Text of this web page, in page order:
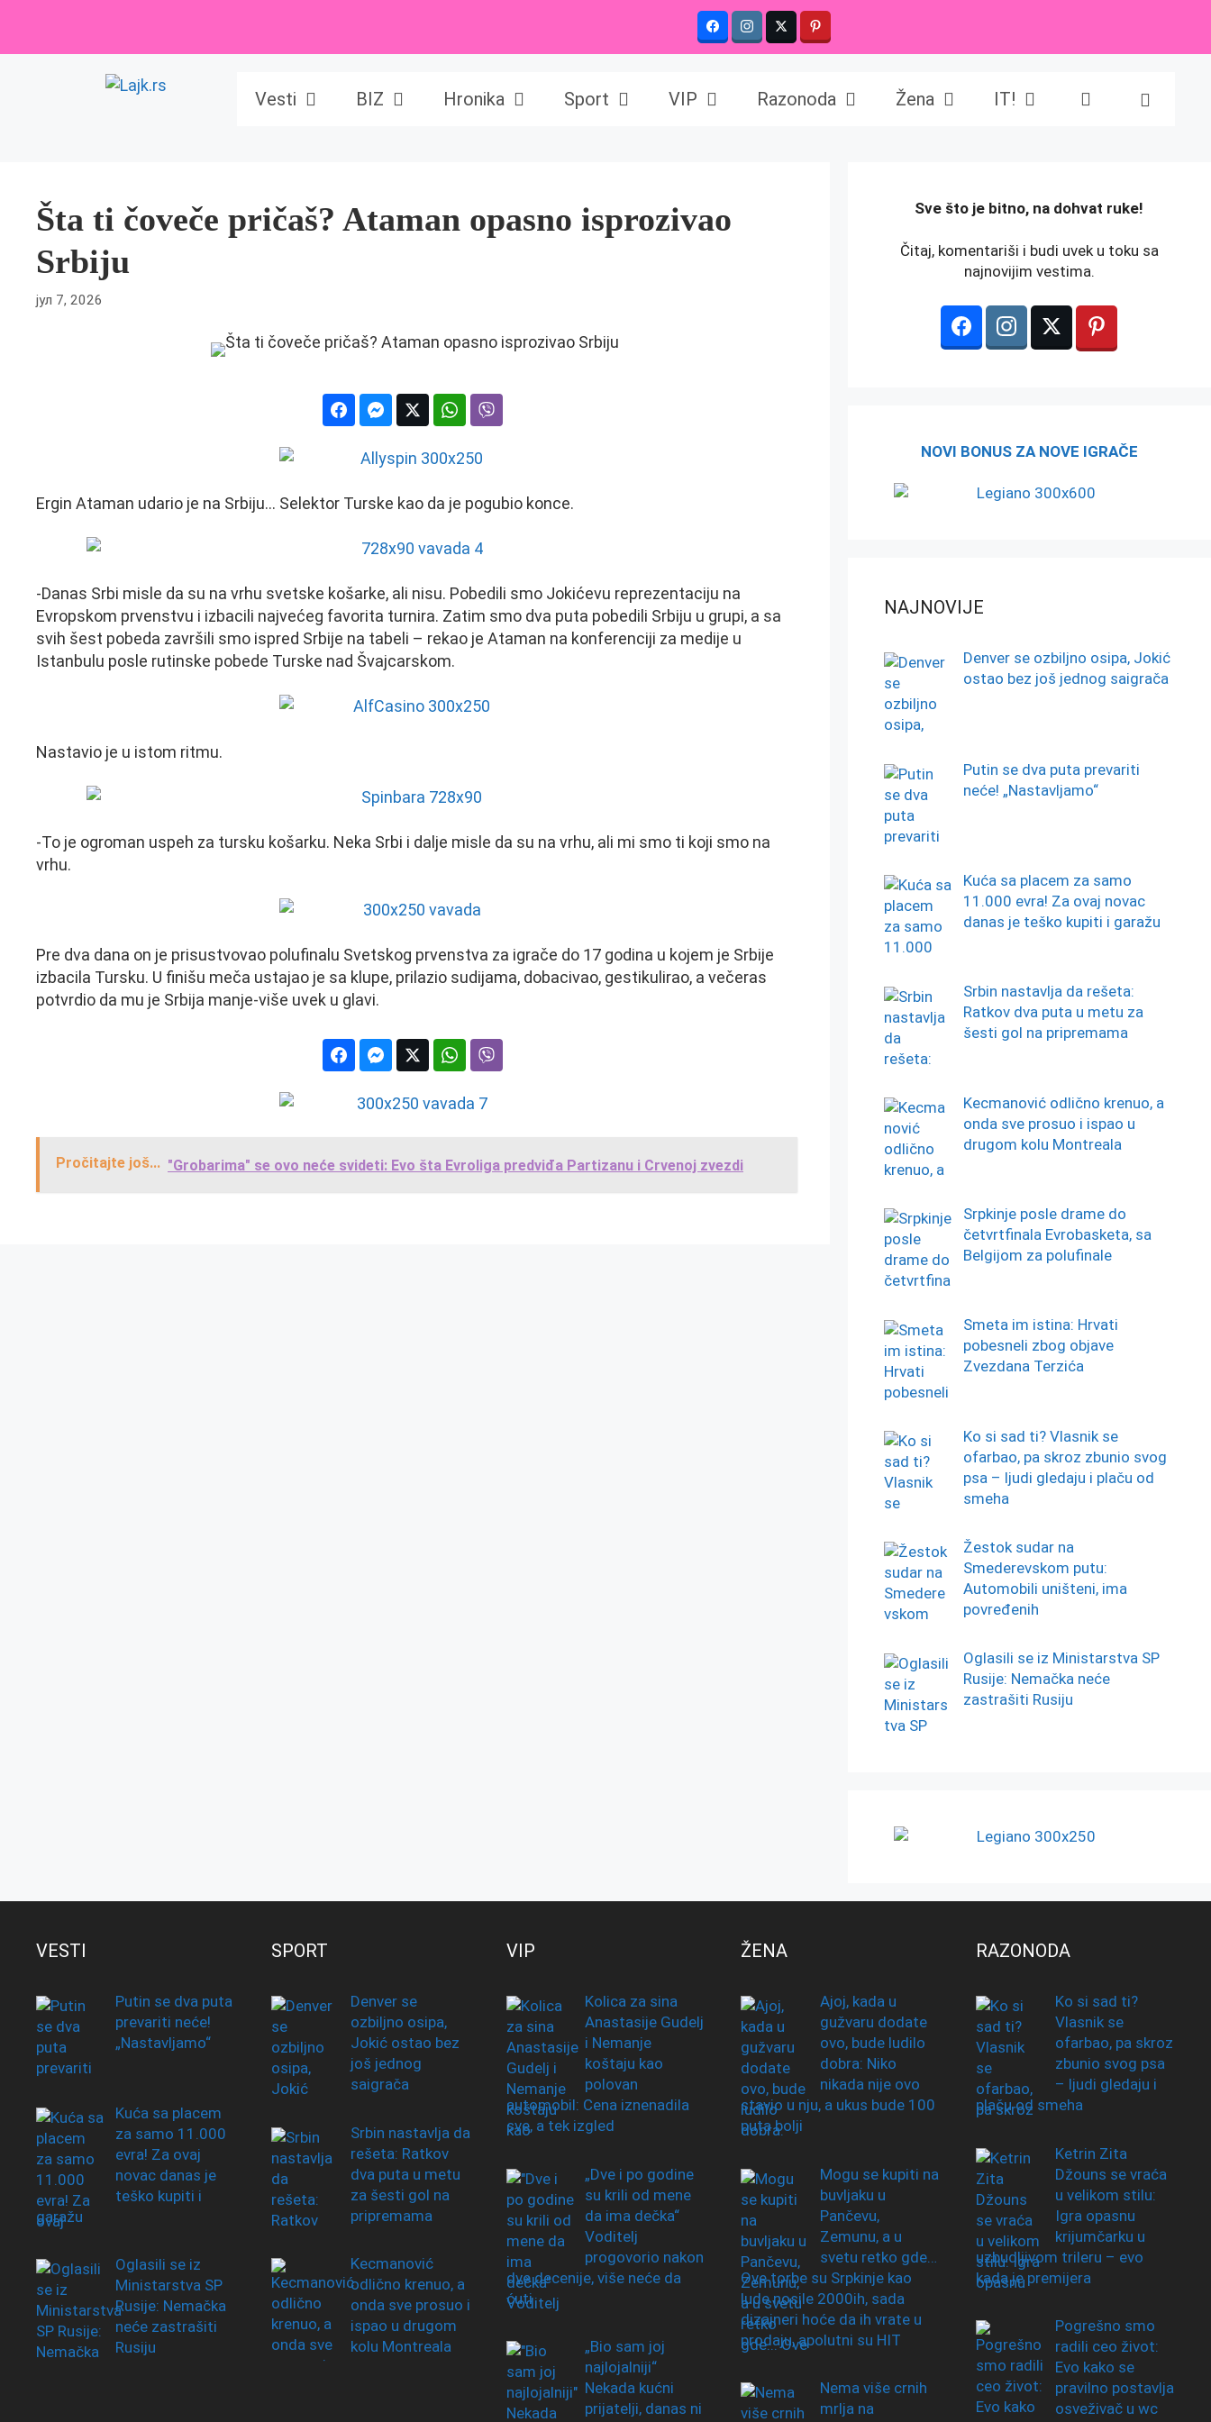
content
Vesti BIZ Hronika Sport VIP Razonoda Žena IT!
Šta ti čoveče pričaš? Ataman opasno isprozivao
Srbiju
јул 7, 2026
Ergin Ataman udario je na Srbiju… Selektor Turske kao da je pogubio konce.
-Danas Srbi misle da su na vrhu svetske košarke, ali nisu. Pobedili smo Jokićevu reprezentaciju na
Evropskom prvenstvu i izbacili najvećeg favorita turnira. Zatim smo dva puta pobedili Srbiju u grupi, a sa
svih šest pobeda završili smo ispred Srbije na tabeli – rekao je Ataman na konferenciji za medije u
Istanbulu posle rutinske pobede Turske nad Švajcarskom.
Nastavio je u istom ritmu.
-To je ogroman uspeh za tursku košarku. Neka Srbi i dalje misle da su na vrhu, ali mi smo ti koji smo na
vrhu.
Pre dva dana on je prisustvovao polufinalu Svetskog prvenstva za igrače do 17 godina u kojem je Srbije
izbacila Tursku. U finišu meča ustajao je sa klupe, prilazio sudijama, dobacivao, gestikulirao, a večeras
potvrdio da mu je Srbija manje-više uvek u glavi.
Pročitajte još... "Grobarima" se ovo neće svideti: Evo šta Evroliga predviđa Partizanu i Crvenoj zvezdi
️Sve što je bitno, na dohvat ruke!
Čitaj, komentariši i budi uvek u toku sa
najnovijim vestima.
NOVI BONUS ZA NOVE IGRAČE
NAJNOVIJE
Denver se ozbiljno osipa, Jokić
ostao bez još jednog saigrača
Putin se dva puta prevariti
neće! „Nastavljamo“
Kuća sa placem za samo
11.000 evra! Za ovaj novac
danas je teško kupiti i garažu
Srbin nastavlja da rešeta:
Ratkov dva puta u metu za
šesti gol na pripremama
Kecmanović odlično krenuo, a
onda sve prosuo i ispao u
drugom kolu Montreala
Srpkinje posle drame do
četvrtfinala Evrobasketa, sa
Belgijom za polufinale
Smeta im istina: Hrvati
pobesneli zbog objave
Zvezdana Terzića
Ko si sad ti? Vlasnik se
ofarbao, pa skroz zbunio svog
psa – ljudi gledaju i plaču od
smeha
Žestok sudar na
Smederevskom putu:
Automobili uništeni, ima
povređenih
Oglasili se iz Ministarstva SP
Rusije: Nemačka neće
zastrašiti Rusiju
VESTI
Putin se dva puta
prevariti neće!
„Nastavljamo“
Kuća sa placem
za samo 11.000
evra! Za ovaj
novac danas je
teško kupiti i
garažu
Oglasili se iz
Ministarstva SP
Rusije: Nemačka
neće zastrašiti
Rusiju
SPORT
Denver se
ozbiljno osipa,
Jokić ostao bez
još jednog
saigrača
Srbin nastavlja da
rešeta: Ratkov
dva puta u metu
za šesti gol na
pripremama
Kecmanović
odlično krenuo, a
onda sve prosuo i
ispao u drugom
kolu Montreala
VIP
Kolica za sina
Anastasije Gudelj
i Nemanje
koštaju kao
polovan
automobil: Cena iznenadila
sve, a tek izgled
„Dve i po godine
su krili od mene
da ima dečka“
Voditelj
progovorio nakon
dve decenije, više neće da
ćuti
„Bio sam joj
najlojalniji“
Nekada kućni
prijatelji, danas ni
ŽENA
Ajoj, kada u
gužvaru dodate
ovo, bude ludilo
dobra: Niko
nikada nije ovo
stavio u nju, a ukus bude 100
puta bolji
Mogu se kupiti na
buvljaku u
Pančevu,
Zemunu, a u
svetu retko gde…
Ove torbe su Srpkinje kao
lude nosile 2000ih, sada
dizajneri hoće da ih vrate u
prodaju, apolutni su HIT
Nema više crnih
mrlja na
RAZONODA
Ko si sad ti?
Vlasnik se
ofarbao, pa skroz
zbunio svog psa
– ljudi gledaju i
plaču od smeha
Ketrin Zita
Džouns se vraća
u velikom stilu:
Igra opasnu
krijumčarku u
uzbudljivom trileru – evo
kada je premijera
Pogrešno smo
radili ceo život:
Evo kako se
pravilno postavlja
osveživač u wc